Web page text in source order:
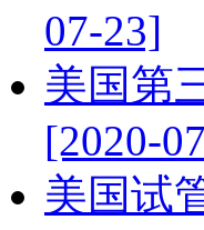
07-23]
美国第
[2020-
美国试